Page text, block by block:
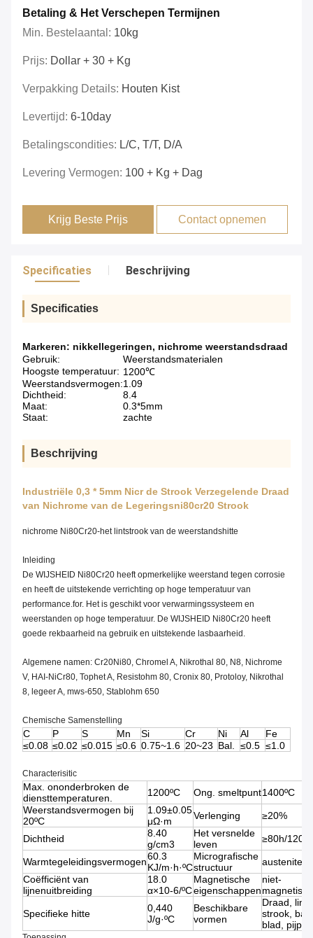
Betaling & Het Verschepen Termijnen
Min. Bestelaantal: 10kg
Prijs: Dollar + 30 + Kg
Verpakking Details: Houten Kist
Levertijd: 6-10day
Betalingscondities: L/C, T/T, D/A
Levering Vermogen: 100 + Kg + Dag
Krijg Beste Prijs Contact opnemen
Specificaties Beschrijving
Specificaties
Markeren: nikkellegeringen, nichrome weerstandsdraad
Gebruik:
Weerstandsmaterialen
Hoogste temperatuur: 1200℃
Weerstandsvermogen:1.09
Dichtheid:
8.4
Maat:
0.3*5mm
Staat:
zachte
Beschrijving
Industriële 0,3 * 5mm Nicr de Strook Verzegelende Draad
van Nichrome van de Legeringsni80cr20 Strook
nichrome Ni80Cr20-het lintstrook van de weerstandshitte
Inleiding
De WIJSHEID Ni80Cr20 heeft opmerkelijke weerstand tegen corrosie
en heeft de uitstekende verrichting op hoge temperatuur van
performance.for. Het is geschikt voor verwarmingssysteem en
weerstanden op hoge temperatuur. De WIJSHEID Ni80Cr20 heeft
goede rekbaarheid na gebruik en uitstekende lasbaarheid.
Algemene namen: Cr20Ni80, Chromel A, Nikrothal 80, N8, Nichrome
V, HAI-NiCr80, Tophet A, Resistohm 80, Cronix 80, Protoloy, Nikrothal
8, legeer A, mws-650, Stablohm 650
Chemische Samenstelling
C P S Mn Si Cr Ni Al
Fe
≤0.08 ≤0.02 ≤0.015 ≤0.6 0.75~1.6 20~23 Bal. ≤0.5 ≤1.0
Characterisitic
Max. ononderbroken de
diensttemperaturen.
1200ºC Ong. smeltpunt1400ºC
Weerstandsvermogen bij
20ºC
1.09±0.05
μΩ·m
Verlenging ≥20%
Dichtheid
8.40
g/cm3
Het versnelde
leven
≥80h/
Warmtegeleidingsvermogen60.3
KJ/m·h·ºC
Micrografische
structuur
austenite
Coëfficiënt van
lijnenuitbreiding
18.0
α×10-6/ºC
Magnetische
eigenschappen
niet-
magnetisch
Specifieke hitte
0,440
J/g·ºC
Beschikbare
vormen
Draad, lint,
strook, bar,
blad, pijp